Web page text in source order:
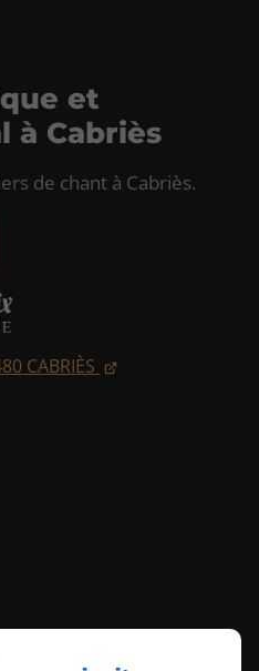
CABRIÈS
et
à Cabriès
de chant à Cabriès.